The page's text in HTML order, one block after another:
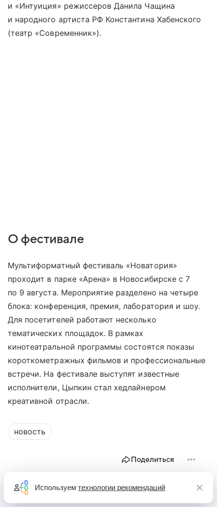
и «Интуиция» режиссеров Данила Чащина
и народного артиста РФ Константина Хабенского
(театр «Современник»).
О фестивале
Мультиформатный фестиваль «Новатория»
проходит в парке «Арена» в Новосибирске с 7
по 9 августа. Мероприятие разделено на четыре
блока: конференция, премия, лаборатория и шоу.
Для посетителей работают несколько
тематических площадок. В рамках
кинотеатральной программы состоятся показы
короткометражных фильмов и профессиональные
встречи. На фестивале выступят известные
исполнители, Цыпкин стал хедлайнером
креативной отрасли.
новость
Поделиться
Используем технологии рекомендаций